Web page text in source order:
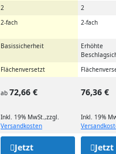
2
2
2-fach 2-fach
Basissicherheit
Erhöhte
Flächenversetzt
ab 72,66 €
Inkl. 19% MwSt.,zzgl.
Versandkosten
76,36 €
Inkl. 19%
Jetzt
Jetzt